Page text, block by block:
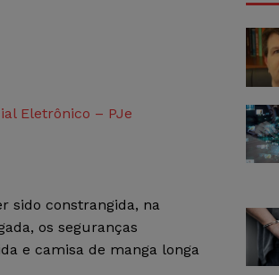
Eletrônico – PJe
sido constrangida, na
os seguranças
e camisa de manga longa